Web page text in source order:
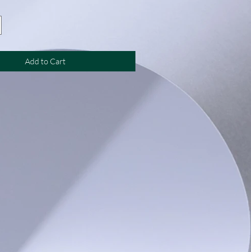
Add to Cart